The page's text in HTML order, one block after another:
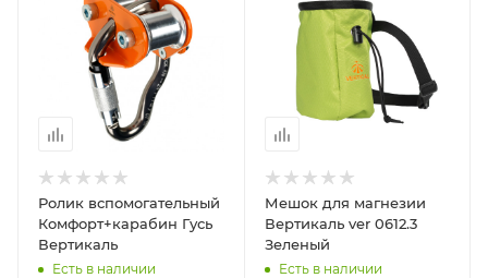
Ролик вспомогательный
Комфорт+карабин Гусь
Вертикаль
Есть в наличии
Мешок для магнезии
Вертикаль ver 0612.3
Зеленый
Есть в наличии